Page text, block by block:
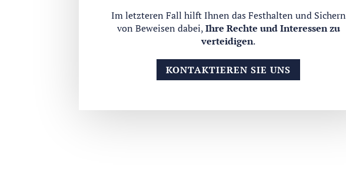
Im letzteren Fall hilft Ihnen das Festhalten und Sichern
von Beweisen dabei,Ihre Rechte und Interessen zu
verteidigen.
KONTAKTIEREN SIE UNS